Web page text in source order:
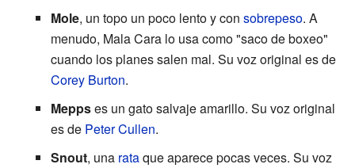
Mole, un topo un poco lento y con sobrepeso. A
menudo, Mala Cara lo usa como "saco de boxeo"
cuando los planes salen mal. Su voz original es de
Corey Burton.
Meppses un gato salvaje amarillo. Su voz original
es de Peter Cullen.
Snout, una rataque aparece pocas veces. Su voz